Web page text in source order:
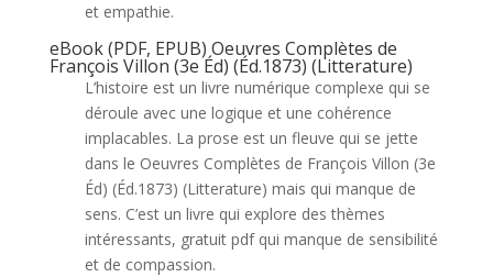
et empathie.
eBook (PDF, EPUB) Oeuvres Complètes de
François Villon (3e Éd) (Éd.1873) (Litterature)
L’histoire est un livre numérique complexe qui se
déroule avec une logique et une cohérence
implacables. La prose est un fleuve qui se jette
dans le Oeuvres Complètes de François Villon (3e
Éd) (Éd.1873) (Litterature) mais qui manque de
sens. C’est un livre qui explore des thèmes
intéressants, gratuit pdf qui manque de sensibilité
et de compassion.